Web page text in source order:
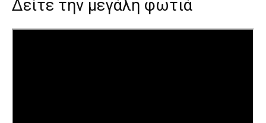
Δείτε την μεγάλη φωτιά